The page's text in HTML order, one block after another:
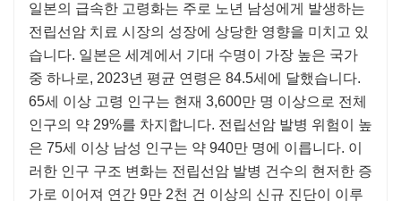
일본의 급속한 고령화는 주로 노년 남성에게 발생하는
전립선암 치료 시장의 성장에 상당한 영향을 미치고 있
습니다. 일본은 세계에서 기대 수명이 가장 높은 국가
중 하나로, 2023년 평균 연령은 84.5세에 달했습니다.
65세 이상 고령 인구는 현재 3,600만 명 이상으로 전체
인구의 약 29%를 차지합니다. 전립선암 발병 위험이 높
은 75세 이상 남성 인구는 약 940만 명에 이릅니다. 이
러한 인구 구조 변화는 전립선암 발병 건수의 현저한 증
가로 이어져 연간 9만 2천 건 이상의 신규 진단이 이루